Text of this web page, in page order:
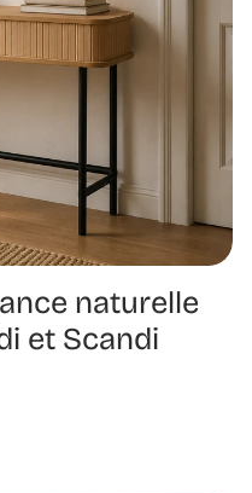
naturelle
et Scandi